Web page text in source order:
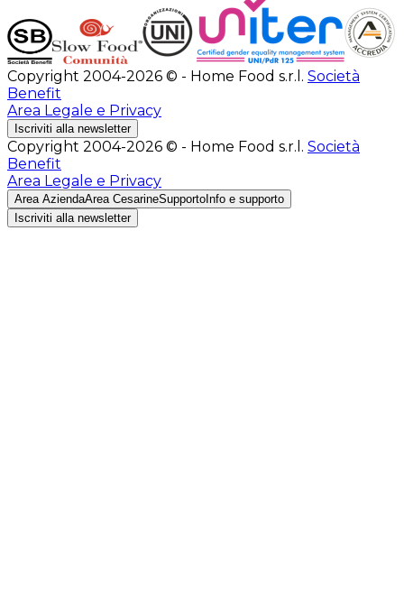
Copyright 2004-2026 © - Home Food s.r.l. Società
Benefit
Area Legale e Privacy
Iscriviti alla newsletter
Copyright 2004-2026 © - Home Food s.r.l. Società
Benefit
Area Legale e Privacy
Area AziendaArea CesarineSupporto Info e supporto
Iscriviti alla newsletter